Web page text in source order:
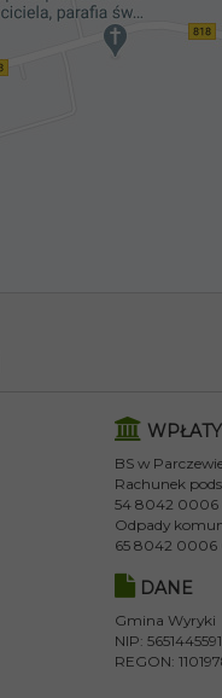
WPŁATY
BS w
Rachunek
54 8042 0006
Odpady
65 8042 0006
DANE
Gmina Wyryki
NIP: 5651445591
REGON: